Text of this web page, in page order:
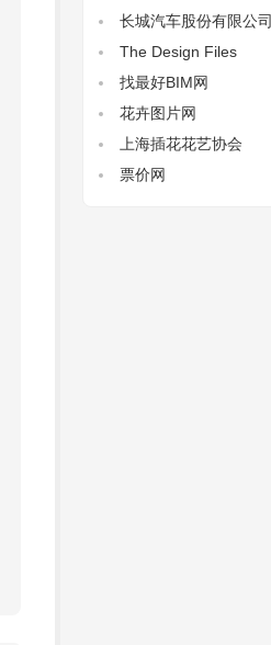
长城汽车股份有限公司
The Design Files‌
找最好BIM网
花卉图片网
上海插花花艺协会
票价网